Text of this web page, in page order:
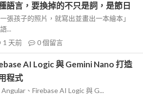
語言，要換掉的不只是詞，是節日
張孩子的照片，就寫出並畫出一本繪本」
...
1 天前 0個留言
AI Logic 與 Gemini Nano 打造
程式
、Firebase AI Logic 與 G...